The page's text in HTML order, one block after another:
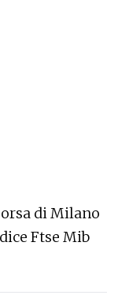
di Milano
Ftse Mib